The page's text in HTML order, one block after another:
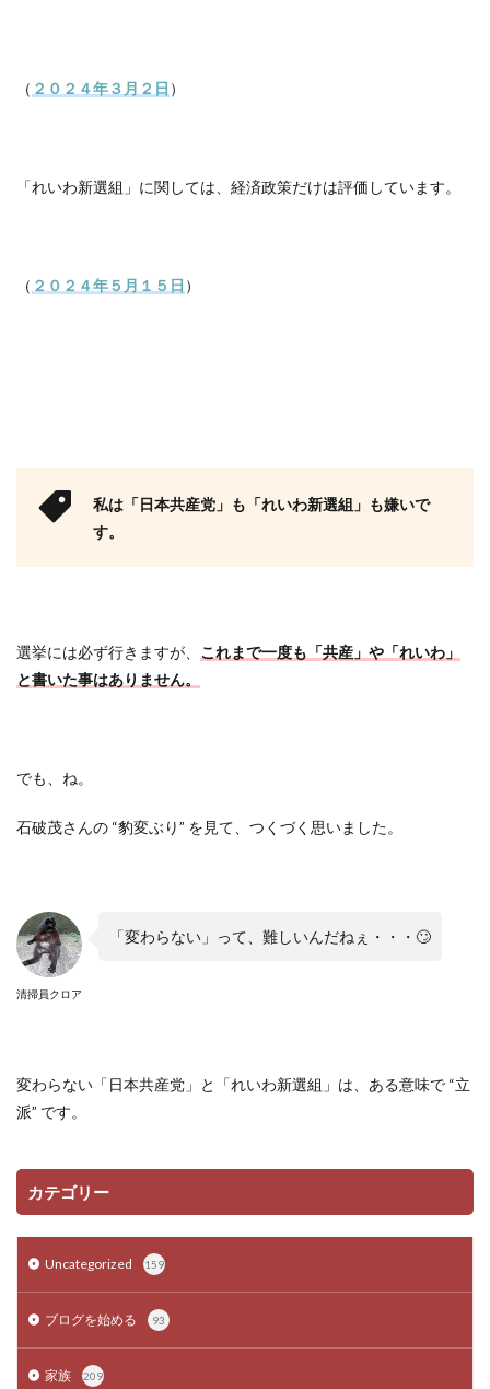
（ ２０２４年３月２日 ）
「れいわ新選組」に関しては、経済政策だけは評価しています。
（ ２０２４年５月１５日 ）
私は「日本共産党」も「れいわ新選組」も嫌いで
す。
選挙には必ず行きますが、 これまで一度も「共産」や「れいわ」
と書いた事はありません。
でも、ね。
石破茂さんの “豹変ぶり” を見て、つくづく思いました。
清掃員クロア
「変わらない」って、難しいんだねぇ・・・🙄
変わらない「日本共産党」と「れいわ新選組」は、ある意味で “立
派” です。
カテゴリー
Uncategorized 159
ブログを始める 93
家族 209